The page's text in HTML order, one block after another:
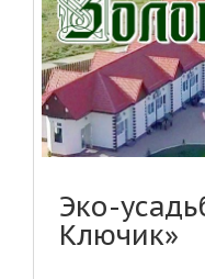
Эко-
Ключик»